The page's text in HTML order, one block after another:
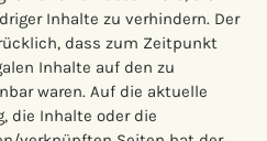
Inhalte zu verhindern. Der
dass zum Zeitpunkt
Inhalte auf den zu
waren. Auf die aktuelle
die Inhalte oder die